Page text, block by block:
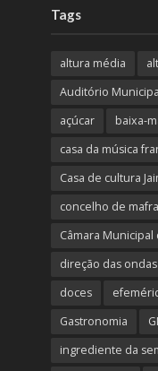
Tags
altura média
Auditório
açúcar
baixa-
casa da música
Casa de cultura
concelho de mafra
Câmara Municipal
direção das ondas
doces
Gastronomia
ingrediente da